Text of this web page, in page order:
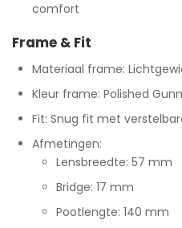
comfort
Frame & Fit
Materiaal frame:
Kleur frame: Polished
Fit: Snug fit met
Afmetingen:
Lensbreedte: 57 mm
Bridge: 17 mm
Pootlengte: 140 mm